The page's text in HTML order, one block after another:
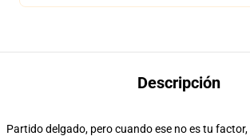
Descripción
Partido delgado, pero cuando ese no es tu